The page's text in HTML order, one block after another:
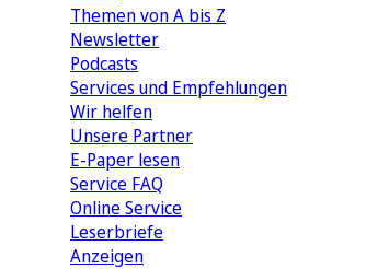
Themen von A bis Z
Newsletter
Podcasts
Services und Empfehlungen
Wir helfen
Unsere Partner
E-Paper lesen
Service FAQ
Online Service
Leserbriefe
Anzeigen